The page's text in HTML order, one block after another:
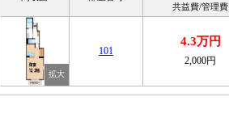
共益費/管理費
101
4.3万円
2,000円